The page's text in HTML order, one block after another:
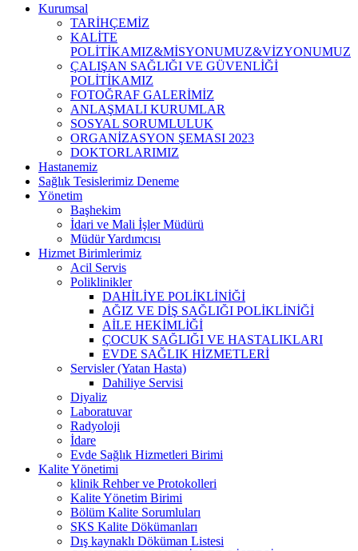
Kurumsal
TARİHÇEMİZ
KALİTE
POLİTİKAMIZ&MİSYONUMUZ&VİZYONUMUZ
ÇALIŞAN SAĞLIĞI VE GÜVENLİĞİ
POLİTİKAMIZ
FOTOĞRAF GALERİMİZ
ANLAŞMALI KURUMLAR
SOSYAL SORUMLULUK
ORGANİZASYON ŞEMASI 2023
DOKTORLARIMIZ
Hastanemiz
Sağlık Tesislerimiz Deneme
Yönetim
Başhekim
İdari ve Mali İşler Müdürü
Müdür Yardımcısı
Hizmet Birimlerimiz
Acil Servis
Poliklinikler
DAHİLİYE POLİKLİNİĞİ
AĞIZ VE DİŞ SAĞLIĞI POLİKLİNİĞİ
AİLE HEKİMLİĞİ
ÇOCUK SAĞLIĞI VE HASTALIKLARI
EVDE SAĞLIK HİZMETLERİ
Servisler (Yatan Hasta)
Dahiliye Servisi
Diyaliz
Laboratuvar
Radyoloji
İdare
Evde Sağlık Hizmetleri Birimi
Kalite Yönetimi
klinik Rehber ve Protokolleri
Kalite Yönetim Birimi
Bölüm Kalite Sorumluları
SKS Kalite Dökümanları
Dış kaynaklı Döküman Listesi